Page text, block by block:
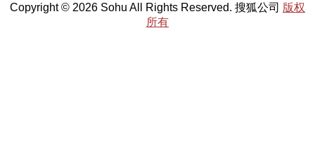
Copyright © 2026 Sohu All Rights Reserved. 搜狐公司 版权
所有